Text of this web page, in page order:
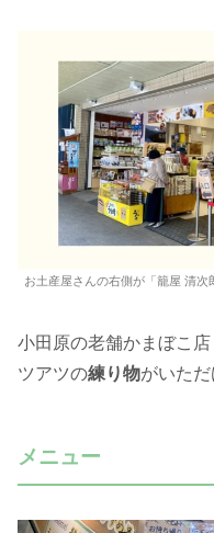
お土産屋さんの右側が「籠屋 清次
小田原の老舗かまぼこ店
ツアツの練り物がいただ
メニュー